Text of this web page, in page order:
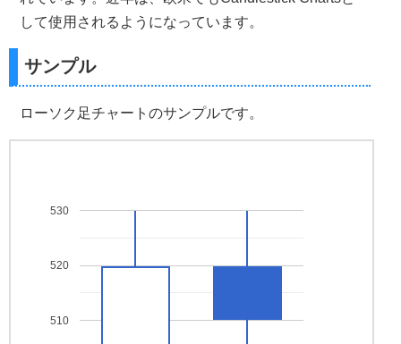
して使用されるようになっています。
サンプル
ローソク足チャートのサンプルです。
510
520
530